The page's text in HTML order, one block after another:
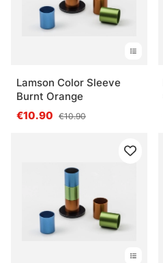
Lamson Color Sleeve
Burnt Orange
€10.90 €10.90